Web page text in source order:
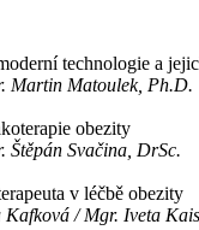
technologie a
Martin Matoulek, Ph.D.
obezity
Svačina, DrSc.
v léčbě obezity
Kafková / Mgr. Iveta